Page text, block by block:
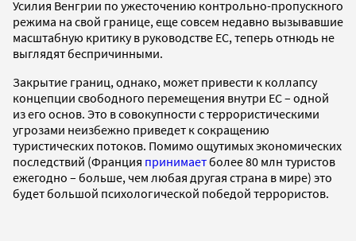
Усилия Венгрии по ужесточению контрольно-пропускного
режима на свой границе, еще совсем недавно вызывавшие
масштабную критику в руководстве ЕС, теперь отнюдь не
выглядят беспричинными.
Закрытие границ, однако, может привести к коллапсу
концепции свободного перемещения внутри ЕС – одной
из его основ. Это в совокупности с террористическими
угрозами неизбежно приведет к сокращению
туристических потоков. Помимо ощутимых экономических
последствий (Франция принимаетболее 80 млн туристов
ежегодно – больше, чем любая другая страна в мире) это
будет большой психологической победой террористов.